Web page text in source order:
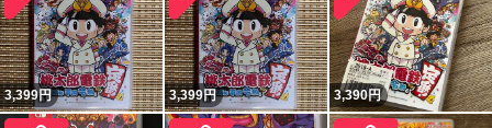
3,399円 3,399円 3,390円